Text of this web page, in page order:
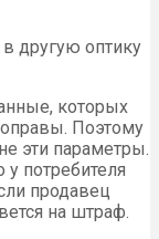
другую оптику
которых
Поэтому
эти параметры.
у потребителя
продавец
на штраф.